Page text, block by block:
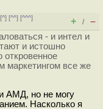
^] [^^] [^^^]
+ / –
- и интел и
и истошно
откровенное
маркетингом все же
АМД, но не могу
Насколько я